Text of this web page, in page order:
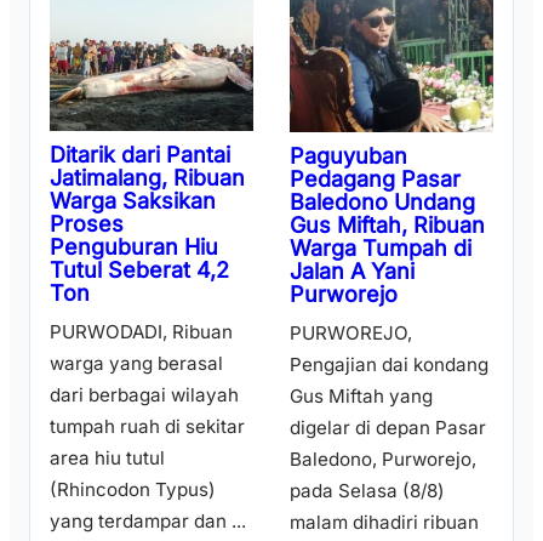
Ditarik dari Pantai
Jatimalang, Ribuan
Warga Saksikan
Proses
Penguburan Hiu
Tutul Seberat 4,2
Ton
PURWODADI, Ribuan
warga yang berasal
dari berbagai wilayah
tumpah ruah di sekitar
area hiu tutul
(Rhincodon Typus)
yang terdampar dan ...
Paguyuban
Pedagang Pasar
Baledono Undang
Gus Miftah, Ribuan
Warga Tumpah di
Jalan A Yani
Purworejo
PURWOREJO,
Pengajian dai kondang
Gus Miftah yang
digelar di depan Pasar
Baledono, Purworejo,
pada Selasa (8/8)
malam dihadiri ribuan